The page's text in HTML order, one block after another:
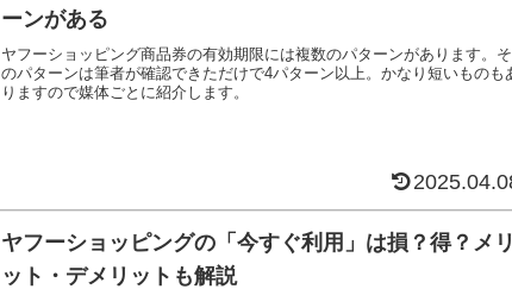
ーンがある
ヤフーショッピング商品券の有効期限には複数のパターンがあります。そ
のパターンは筆者が確認できただけで4パターン以上。かなり短いものも
りますので媒体ごとに紹介します。
ヤフーショッピングの「今すぐ利用」は損？得？メリ
ット・デメリットも解説